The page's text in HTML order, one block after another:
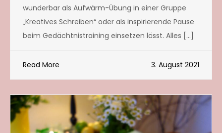
wunderbar als Aufwärm-Übung in einer Gruppe
„Kreatives Schreiben“ oder als inspirierende Pause
beim Gedächtnistraining einsetzen lässt. Alles […]
Read More 3. August 2021